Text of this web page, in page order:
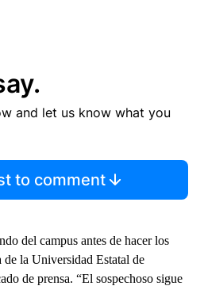
and let us know what you
to comment
del campus antes de hacer los
la Universidad Estatal de
de prensa. “El sospechoso sigue